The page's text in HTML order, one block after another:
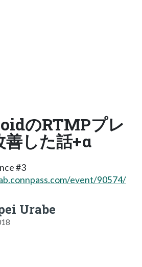
のRTMPプレ
善した話+α
#3
event/90574/
Urabe